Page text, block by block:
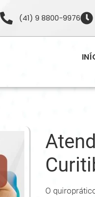
(41) 9 8800-9976
O